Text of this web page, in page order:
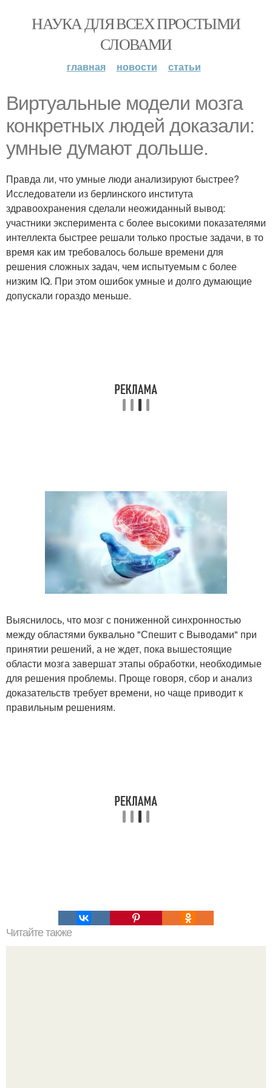
НАУКА ДЛЯ ВСЕХ ПРОСТЫМИ
СЛОВАМИ
главная новости статьи
Виртуальные модели мозга
конкретных людей доказали:
умные думают дольше.
Правда ли, что умные люди анализируют быстрее?
Исследователи из берлинского института
здравоохранения сделали неожиданный вывод:
участники эксперимента с более высокими показателями
интеллекта быстрее решали только простые задачи, в то
время как им требовалось больше времени для
решения сложных задач, чем испытуемым с более
низким IQ. При этом ошибок умные и долго думающие
допускали гораздо меньше.
Выяснилось, что мозг с пониженной синхронностью
между областями буквально "Спешит с Выводами" при
принятии решений, а не ждет, пока вышестоящие
области мозга завершат этапы обработки, необходимые
для решения проблемы. Проще говоря, сбор и анализ
доказательств требует времени, но чаще приводит к
правильным решениям.
Читайте также